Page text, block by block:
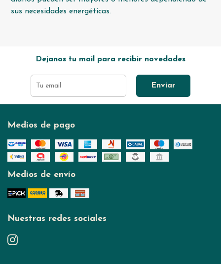
sus necesidades energéticas.
Dejanos tu mail para recibir novedades
Enviar
Medios de pago
Medios de envío
Nuestras redes sociales